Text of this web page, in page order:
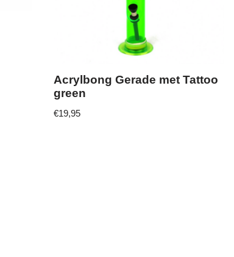
Acrylbong Gerade met Tattoo
green
€19,95